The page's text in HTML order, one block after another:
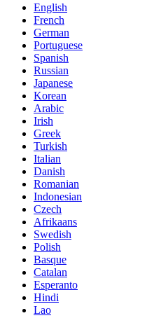
English
French
German
Portuguese
Spanish
Russian
Japanese
Korean
Arabic
Irish
Greek
Turkish
Italian
Danish
Romanian
Indonesian
Czech
Afrikaans
Swedish
Polish
Basque
Catalan
Esperanto
Hindi
Lao